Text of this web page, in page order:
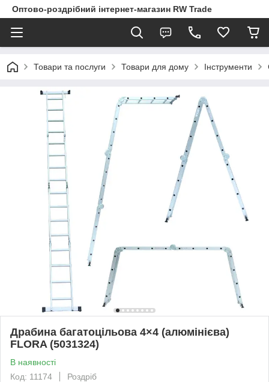
Оптово-роздрібний інтернет-магазин RW Trade
Товари та послуги Товари для дому Інструменти
Драбина багатоцільова 4×4 (алюмінієва)
FLORA (5031324)
В наявності
Код: 11174
Роздріб